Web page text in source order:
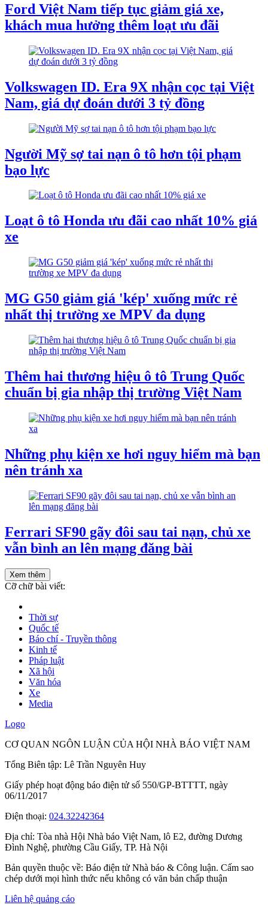
Ford Việt Nam tiếp tục giảm giá xe,
khách mua hưởng thêm loạt ưu đãi
Volkswagen ID. Era 9X nhận cọc tại Việt
Nam, giá dự đoán dưới 3 tỷ đồng
Người Mỹ sợ tai nạn ô tô hơn tội phạm
bạo lực
Loạt ô tô Honda ưu đãi cao nhất 10% giá
xe
MG G50 giảm giá 'kép' xuống mức rẻ
nhất thị trường xe MPV đa dụng
Thêm hai thương hiệu ô tô Trung Quốc
chuẩn bị gia nhập thị trường Việt Nam
Những phụ kiện xe hơi nguy hiểm mà bạn
nên tránh xa
Ferrari SF90 gãy đôi sau tai nạn, chủ xe
vẫn bình an lên mạng đăng bài
Xem thêm
Cỡ chữ bài viết:
Thời sự
Quốc tế
Báo chí - Truyền thông
Kinh tế
Pháp luật
Xã hội
Văn hóa
Xe
Media
Logo
CƠ QUAN NGÔN LUẬN CỦA HỘI NHÀ BÁO VIỆT NAM
Tổng Biên tập: Lê Trần Nguyên Huy
Giấy phép hoạt động báo điện tử số 550/GP-BTTTT, ngày
06/11/2017
Điện thoại: 024.32242364
Địa chỉ: Tòa nhà Hội Nhà báo Việt Nam, lô E2, đường Dương
Đình Nghệ, phường Cầu Giấy, TP. Hà Nội
Bản quyền thuộc về: Báo điện tử Nhà báo & Công luận. Cấm sao
chép dưới mọi hình thức nếu không có văn bản chấp thuận
Liên hệ quảng cáo